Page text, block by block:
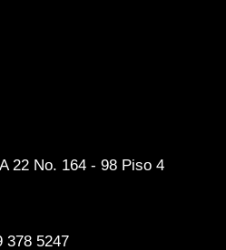
22 No. 164 - 98 Piso 4
378 5247